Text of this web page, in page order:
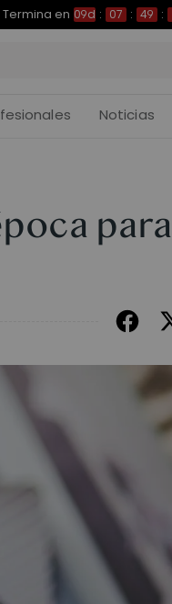
en 09d : 07 : 49 : 16
Noticias
para